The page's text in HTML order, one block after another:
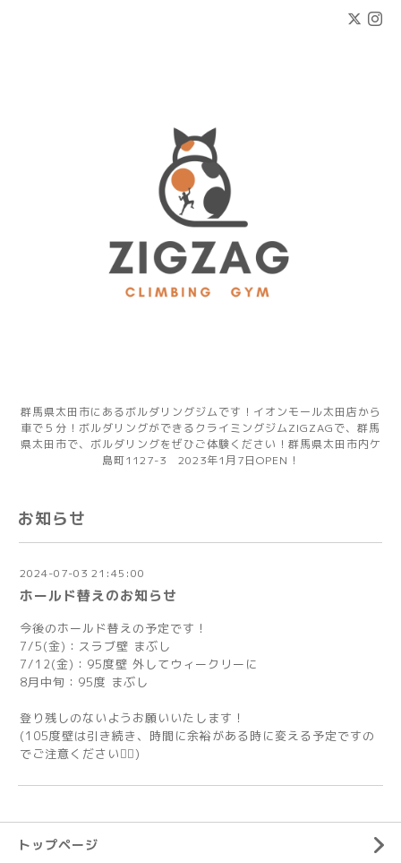
群馬県太田市にあるボルダリングジムです！イオンモール太田店から
車で５分！ボルダリングができるクライミングジムZIGZAGで、群馬
県太田市で、ボルダリングをぜひご体験ください！群馬県太田市内ケ
島町1127-3 2023年1月7日OPEN！
お知らせ
2024-07-03 21:45:00
ホールド替えのお知らせ
今後のホールド替えの予定です！
7/5(金)：スラブ壁 まぶし
7/12(金)：95度壁 外してウィークリーに
8月中旬：95度 まぶし
登り残しのないようお願いいたします！
(105度壁は引き続き、時間に余裕がある時に変える予定ですの
でご注意ください🙇‍♂️)
トップページ